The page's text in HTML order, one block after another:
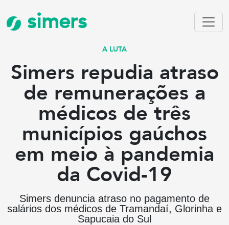
simers
A LUTA
Simers repudia atraso
de remunerações a
médicos de três
municípios gaúchos
em meio à pandemia
da Covid-19
Simers denuncia atraso no pagamento de
salários dos médicos de Tramandaí, Glorinha e
Sapucaia do Sul